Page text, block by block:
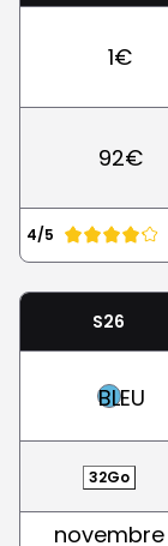
1€
92€
4/5
S26
BLEU
32Go
novembre